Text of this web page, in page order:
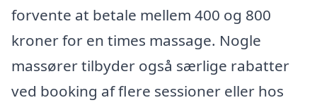
forvente at betale mellem 400 og 800
kroner for en times massage. Nogle
massører tilbyder også særlige rabatter
ved booking af flere sessioner eller hos